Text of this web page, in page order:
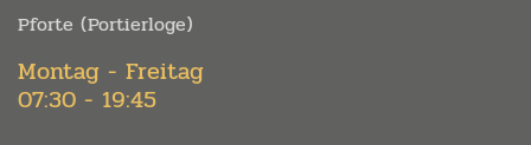
Pforte (Portierloge)
Montag - Freitag
07:30 - 19:45